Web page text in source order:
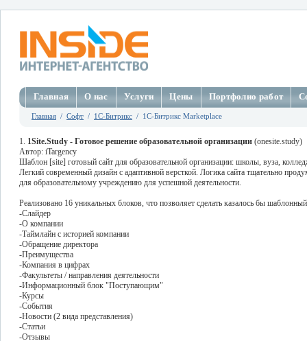
Главная О нас Услуги Цены Портфолио работ
Главная / Софт / 1C-Битрикс / 1С-Битрикс Marketplace
1. 1Site.Study - Готовое решение образовательной организации (onesite.study)
Автор: iTargency
Шаблон [site] готовый сайт для образовательной организации: школы, вуза,
Легкий современный дизайн с адаптивной версткой. Логика сайта тщательно
для образовательному учреждению для успешной деятельности.
Реализовано 16 уникальных блоков, что позволяет сделать казалось бы
-Слайдер
-О компании
-Таймлайн с историей компании
-Обращение директора
-Преимущества
-Компания в цифрах
-Факультеты / направления деятельности
-Информационный блок "Поступающим"
-Курсы
-События
-Новости (2 вида представления)
-Статьи
-Отзывы